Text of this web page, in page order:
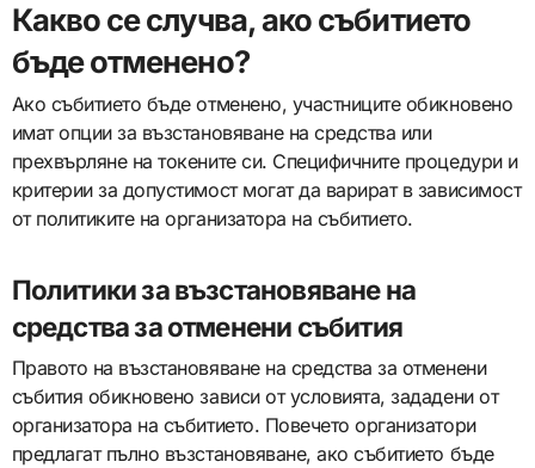
Какво се случва, ако събитието
бъде отменено?
Ако събитието бъде отменено, участниците обикновено
имат опции за възстановяване на средства или
прехвърляне на токените си. Специфичните процедури и
критерии за допустимост могат да варират в зависимост
от политиките на организатора на събитието.
Политики за възстановяване на
средства за отменени събития
Правото на възстановяване на средства за отменени
събития обикновено зависи от условията, зададени от
организатора на събитието. Повечето организатори
предлагат пълно възстановяване, ако събитието бъде